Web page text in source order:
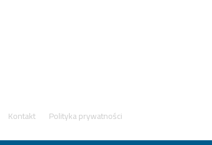
Kontakt Polityka prywatności